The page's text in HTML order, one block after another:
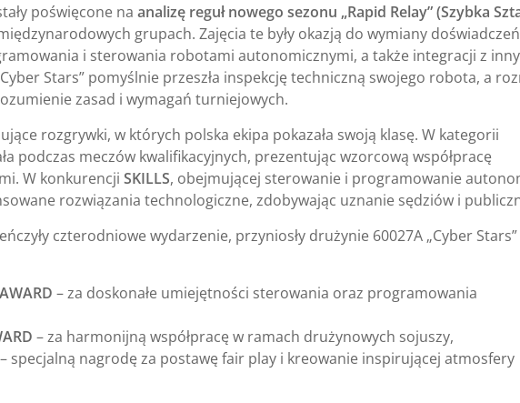
poświęcone na analizę reguł nowego sezonu „Rapid Relay” (Szybka
grupach. Zajęcia te były okazją do wymiany
i sterowania robotami autonomicznymi, a także integracji z
Stars” pomyślnie przeszła inspekcję techniczną swojego robota, a
zasad i wymagań turniejowych.
rozgrywki, w których polska ekipa pokazała swoją klasę. W kategorii
podczas meczów kwalifikacyjnych, prezentując wzorcową współpracę
W konkurencji SKILLS, obejmującej sterowanie i programowanie
rozwiązania technologiczne, zdobywając uznanie sędziów i
czterodniowe wydarzenie, przyniosły drużynie 60027A „Cyber Stars”
– za doskonałe umiejętności sterowania oraz programowania
– za harmonijną współpracę w ramach drużynowych sojuszy,
– specjalną nagrodę za postawę fair play i kreowanie inspirującej atmosfery